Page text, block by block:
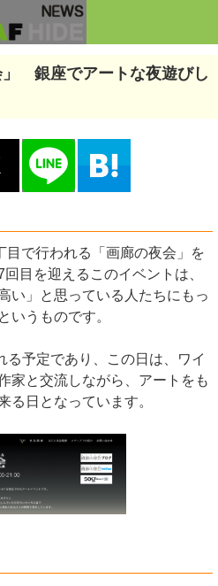
」 銀座でアートな夜遊びし
で行われる「画廊の夜会」を
目を迎えるこのイベントは、
い」と思っている人たちにもっ
いうものです。
る予定であり、この日は、ワイ
家と交流しながら、アートをも
る日となっています。